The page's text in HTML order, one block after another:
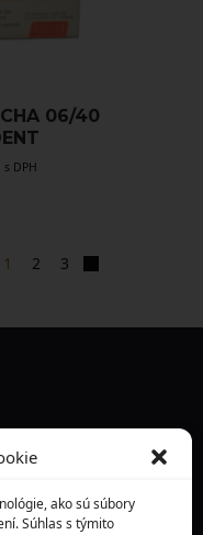
ako sú súbory
Súhlas s týmito
06/40
s DPH
1 2 3
o.